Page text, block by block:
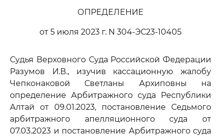
ОПРЕДЕЛЕНИЕ
от 5 июля 2023 г. N 304-ЭС23-10405
Судья Верховного Суда Российской Федерации
Разумов И.В., изучив кассационную жалобу
Чепконаковой Светланы Архиповны на
определение Арбитражного суда Республики
Алтай от 09.01.2023, постановление Седьмого
арбитражного апелляционного суда от
07.03.2023 и постановление Арбитражного суда